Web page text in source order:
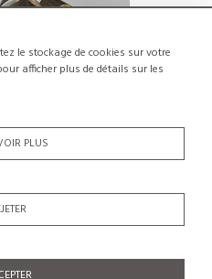
le stockage de cookies sur votre
afficher plus de détails sur les
PLUS
Orion en aluminium
€1,300